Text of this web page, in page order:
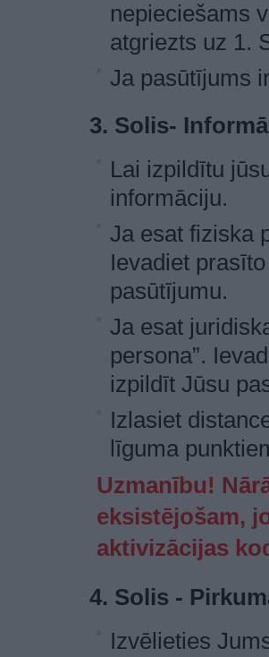
nepieciešams
atgriezts uz 1.
Ja pasūtījums
3. Solis-
Lai izpildītu
informāciju.
Ja esat fiziska
Ievadiet
pasūtījumu.
Ja esat
persona”.
izpildīt Jūsu
Izlasiet
līguma
Uzmanību!
eksistējošam,
aktivizācijas
4. Solis -
Izvēlieties